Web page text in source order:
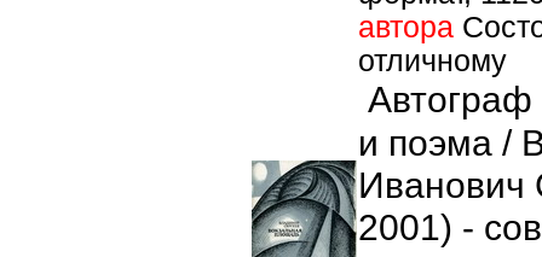
автора
отличному
Автограф
и поэма /
Иванович
2001) -